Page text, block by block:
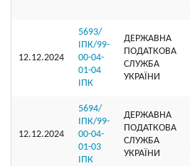
12.12.2024
5693/
ІПК/99-
00-04-
01-04
ІПК
ДЕРЖАВНА
ПОДАТКОВА
СЛУЖБА
УКРАЇНИ
12.12.2024
5694/
ІПК/99-
00-04-
01-03
ІПК
ДЕРЖАВНА
ПОДАТКОВА
СЛУЖБА
УКРАЇНИ